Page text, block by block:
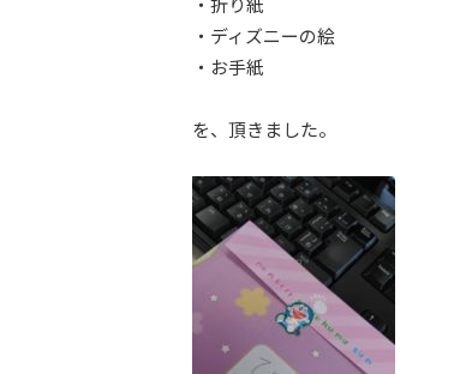
・ディズニーの絵
・お手紙
を、頂きました。